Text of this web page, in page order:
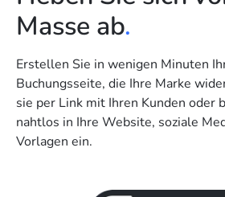
Masse ab.
Erstellen Sie in wenigen Minuten
Buchungsseite, die Ihre Marke
sie per Link mit Ihren Kunden oder
nahtlos in Ihre Website, soziale
Vorlagen ein.